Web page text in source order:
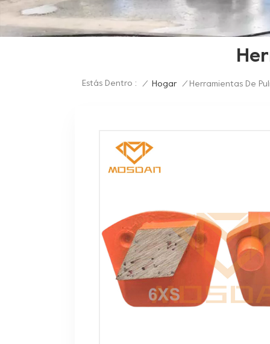
Estás Dentro : / Hogar / Herramientas De